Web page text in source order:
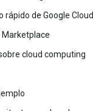
rápido de Google Cloud
Marketplace
cloud computing